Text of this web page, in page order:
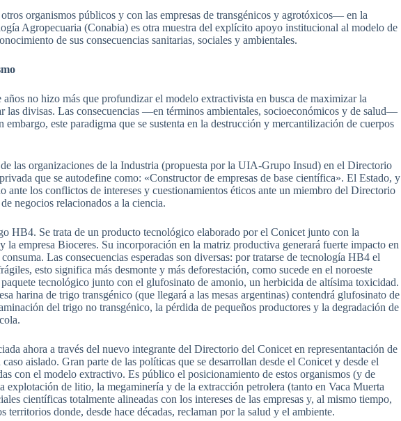
organismos públicos y con las empresas de transgénicos y agrotóxicos— en la
Agropecuaria (Conabia) es otra muestra del explícito apoyo institucional al modelo de
de sus consecuencias sanitarias, sociales y ambientales.
no hizo más que profundizar el modelo extractivista en busca de maximizar la
las divisas. Las consecuencias —en términos ambientales, socioeconómicos y de salud—
este paradigma que se sustenta en la destrucción y mercantilización de cuerpos
las organizaciones de la Industria (propuesta por la UIA-Grupo Insud) en el Directorio
que se autodefine como: «Constructor de empresas de base científica». El Estado, y
ante los conflictos de intereses y cuestionamientos éticos ante un miembro del Directorio
negocios relacionados a la ciencia.
HB4. Se trata de un producto tecnológico elaborado por el Conicet junto con la
empresa Bioceres. Su incorporación en la matriz productiva generará fuerte impacto en
Las consecuencias esperadas son diversas: por tratarse de tecnología HB4 el
esto significa más desmonte y más deforestación, como sucede en el noroeste
tecnológico junto con el glufosinato de amonio, un herbicida de altísima toxicidad.
harina de trigo transgénico (que llegará a las mesas argentinas) contendrá glufosinato de
del trigo no transgénico, la pérdida de pequeños productores y la degradación de
ahora a través del nuevo integrante del Directorio del Conicet en representantación de
aislado. Gran parte de las políticas que se desarrollan desde el Conicet y desde el
con el modelo extractivo. Es público el posicionamiento de estos organismos (y de
explotación de litio, la megaminería y de la extracción petrolera (tanto en Vaca Muerta
científicas totalmente alineadas con los intereses de las empresas y, al mismo tiempo,
territorios donde, desde hace décadas, reclaman por la salud y el ambiente.